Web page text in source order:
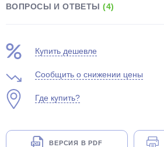
ВОПРОСЫ И ОТВЕТЫ(4)
Купить дешевле
Сообщить о снижении цены
Где купить?
ВЕРСИЯ В PDF